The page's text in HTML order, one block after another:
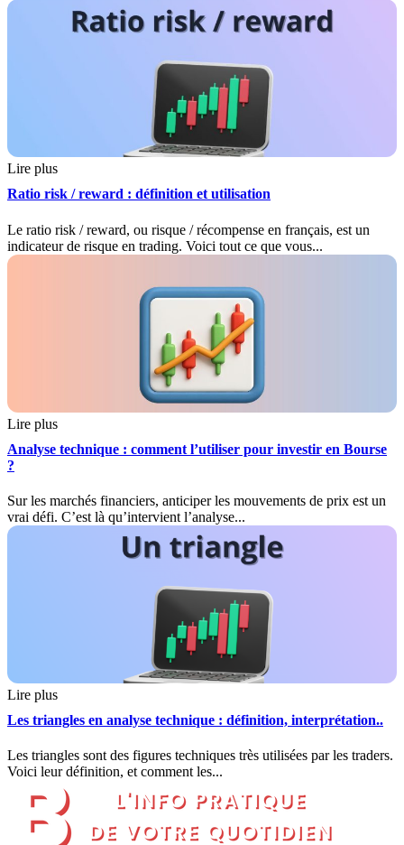
Lire plus
Ratio risk / reward : définition et utilisation
Le ratio risk / reward, ou risque / récompense en français, est un
indicateur de risque en trading. Voici tout ce que vous...
Lire plus
Analyse technique : comment l’utiliser pour investir en Bourse
?
Sur les marchés financiers, anticiper les mouvements de prix est un
vrai défi. C’est là qu’intervient l’analyse...
Lire plus
Les triangles en analyse technique : définition, interprétation..
Les triangles sont des figures techniques très utilisées par les traders.
Voici leur définition, et comment les...